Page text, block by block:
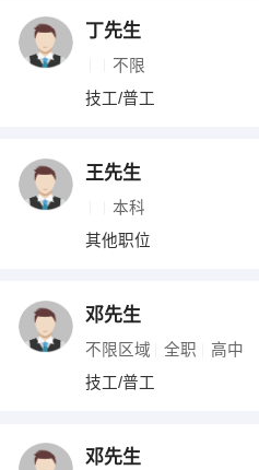
丁先生
不限
技工/普工
王先生
本科
其他职位
邓先生
不限区域 全职 高中
技工/普工
邓先生